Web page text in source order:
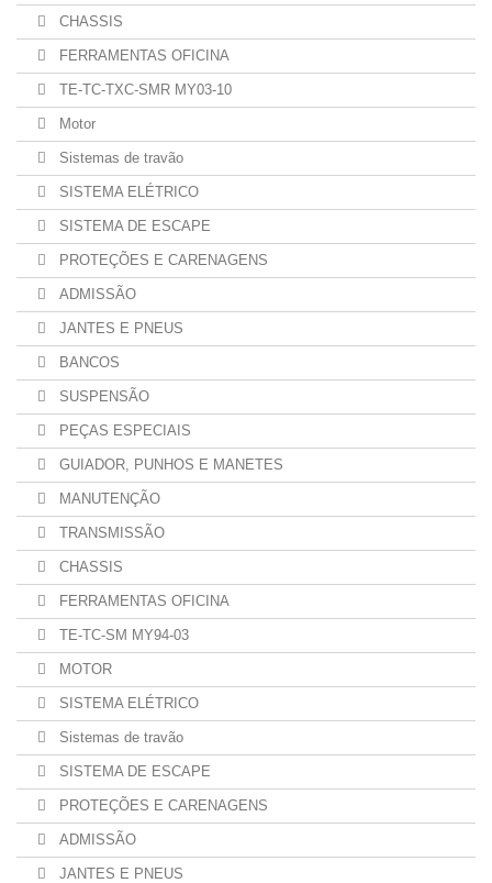
CHASSIS
FERRAMENTAS OFICINA
TE-TC-TXC-SMR MY03-10
Motor
Sistemas de travão
SISTEMA ELÉTRICO
SISTEMA DE ESCAPE
PROTEÇÕES E CARENAGENS
ADMISSÃO
JANTES E PNEUS
BANCOS
SUSPENSÃO
PEÇAS ESPECIAIS
GUIADOR, PUNHOS E MANETES
MANUTENÇÃO
TRANSMISSÃO
CHASSIS
FERRAMENTAS OFICINA
TE-TC-SM MY94-03
MOTOR
SISTEMA ELÉTRICO
Sistemas de travão
SISTEMA DE ESCAPE
PROTEÇÕES E CARENAGENS
ADMISSÃO
JANTES E PNEUS